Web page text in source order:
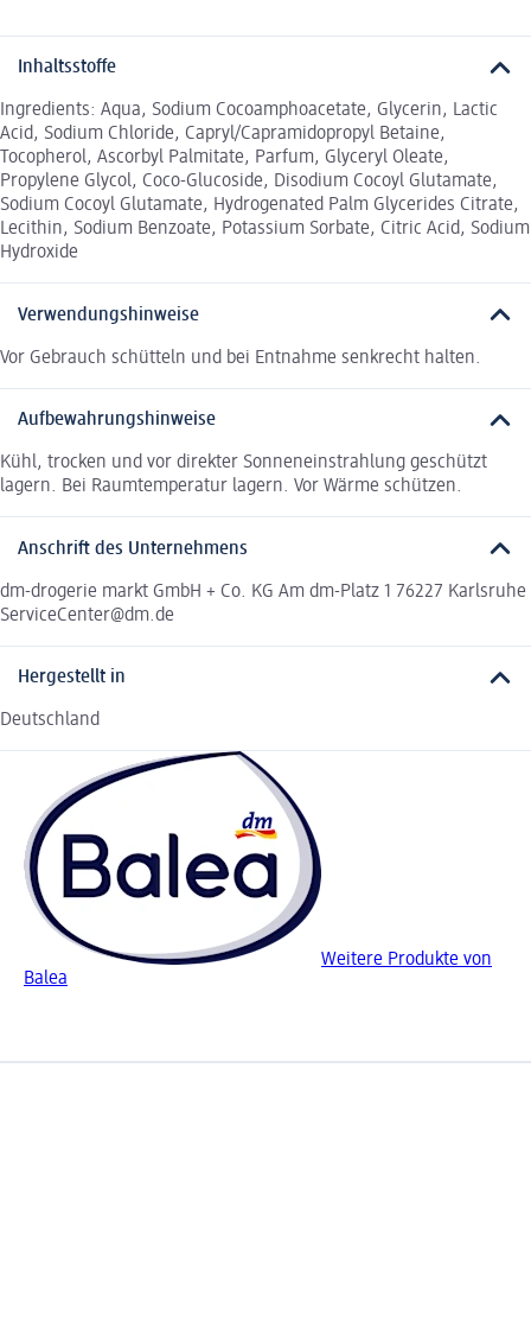
Inhaltsstoffe
Ingredients: Aqua, Sodium Cocoamphoacetate, Glycerin, Lactic
Acid, Sodium Chloride, Capryl/Capramidopropyl Betaine,
Tocopherol, Ascorbyl Palmitate, Parfum, Glyceryl Oleate,
Propylene Glycol, Coco-Glucoside, Disodium Cocoyl Glutamate,
Sodium Cocoyl Glutamate, Hydrogenated Palm Glycerides Citrate,
Lecithin, Sodium Benzoate, Potassium Sorbate, Citric Acid, Sodium
Hydroxide
Verwendungshinweise
Vor Gebrauch schütteln und bei Entnahme senkrecht halten.
Aufbewahrungshinweise
Kühl, trocken und vor direkter Sonneneinstrahlung geschützt
lagern. Bei Raumtemperatur lagern. Vor Wärme schützen.
Anschrift des Unternehmens
dm-drogerie markt GmbH + Co. KG Am dm-Platz 1 76227 Karlsruhe
ServiceCenter@dm.de
Hergestellt in
Deutschland
Weitere Produkte von
Balea